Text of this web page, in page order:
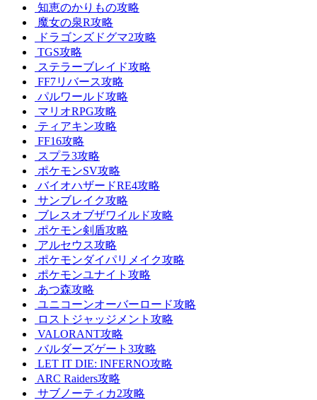
知恵のかりもの攻略
魔女の泉R攻略
ドラゴンズドグマ2攻略
TGS攻略
ステラーブレイド攻略
FF7リバース攻略
パルワールド攻略
マリオRPG攻略
ティアキン攻略
FF16攻略
スプラ3攻略
ポケモンSV攻略
バイオハザードRE4攻略
サンブレイク攻略
ブレスオブザワイルド攻略
ポケモン剣盾攻略
アルセウス攻略
ポケモンダイパリメイク攻略
ポケモンユナイト攻略
あつ森攻略
ユニコーンオーバーロード攻略
ロストジャッジメント攻略
VALORANT攻略
バルダーズゲート3攻略
LET IT DIE: INFERNO攻略
ARC Raiders攻略
サブノーティカ2攻略